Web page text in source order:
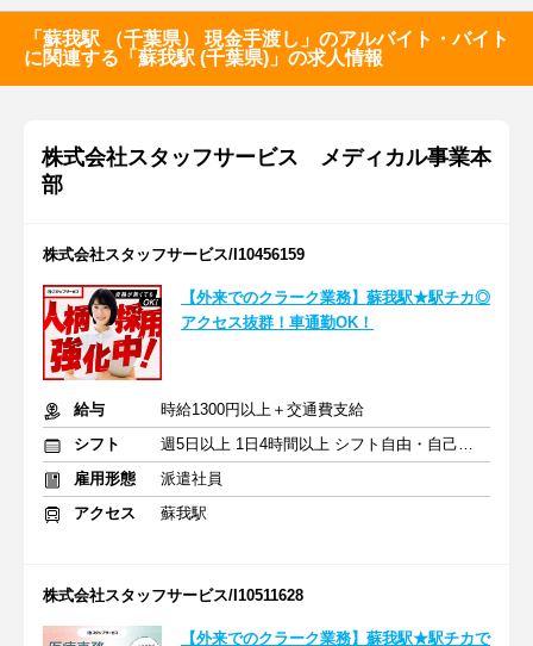
「蘇我駅 （千葉県） 現金手渡し」のアルバイト・バイト
に関連する「蘇我駅 (千葉県)」の求人情報
株式会社スタッフサービス メディカル事業本
部
株式会社スタッフサービス/I10456159
【外来でのクラーク業務】蘇我駅★駅チカ◎
アクセス抜群！車通勤OK！
給与
時給1300円以上＋交通費支給
シフト
週5日以上 1日4時間以上 シフト自由・自己申告
雇用形態
派遣社員
アクセス
蘇我駅
株式会社スタッフサービス/I10511628
【外来でのクラーク業務】蘇我駅★駅チカで